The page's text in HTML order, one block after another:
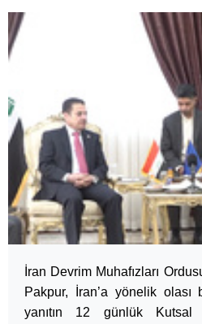
İran Devrim Muhafızları
Pakpur, İran’a yönelik olası
yanıtın 12 günlük Kutsal